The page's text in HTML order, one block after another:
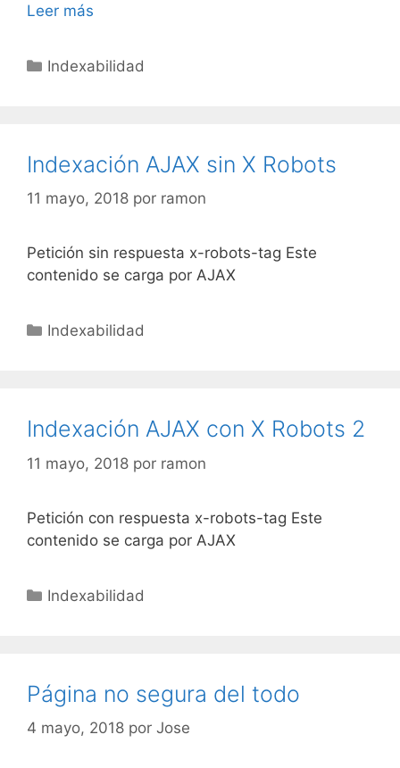
Leer más
archivo
Categorías
Indexabilidad
Indexación AJAX sin X Robots
11 mayo, 2018 por ramon
Petición sin respuesta x-robots-tag Este
contenido se carga por AJAX
Categorías
Indexabilidad
Indexación AJAX con X Robots 2
11 mayo, 2018 por ramon
Petición con respuesta x-robots-tag Este
contenido se carga por AJAX
Categorías
Indexabilidad
Página no segura del todo
4 mayo, 2018 por Jose